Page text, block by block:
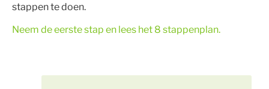
stappen te doen.
Neem de eerste stap en lees het 8 stappenplan.